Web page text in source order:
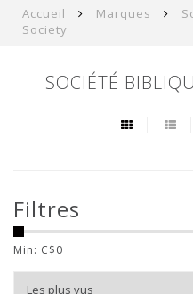
Accueil Marques
Society
SOCIÉTÉ
Filtres
Min: C$0